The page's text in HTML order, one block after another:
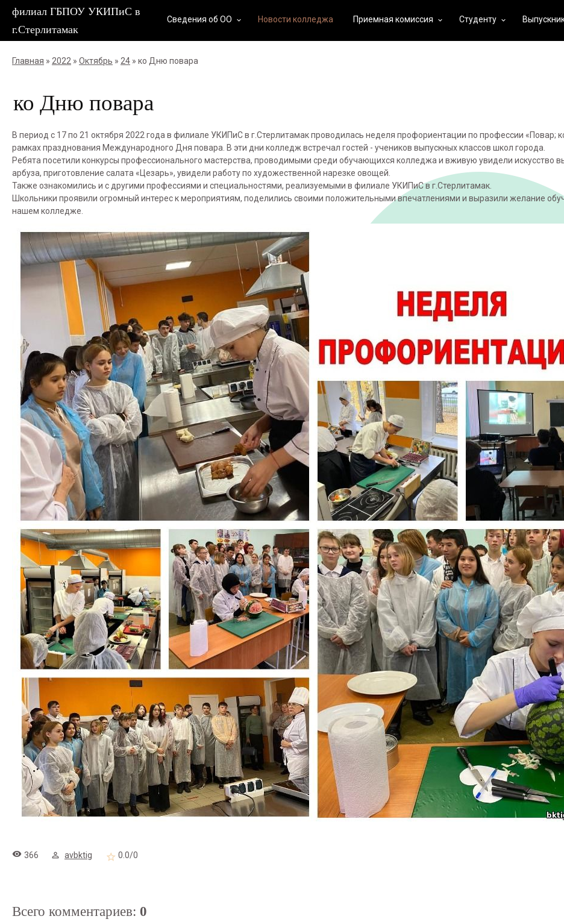
филиал ГБПОУ УКИПиС в
г.Стерлитамак
Сведения об ОО keyboard_arrow_down Новости колледжа Приемная комиссия keyboard_arrow_down Студенту keyboard_arrow_down
Главная » 2022 » Октябрь » 24 » ко Дню повара
ко Дню повара
В период с 17 по 21 октября 2022 года в филиале УКИПиС в г.Стерлитамак проводилась неделя профориентации по профессии «Повар;
рамках празднования Международного Дня повара. В эти дни колледж встречал гостей - учеников выпускных классов школ города.
Ребята посетили конкурсы профессионального мастерства, проводимыми среди обучающихся колледжа и вживую увидели искусство
арбуза, приготовление салата «Цезарь», увидели работу по художественной нарезке овощей.
Также ознакомились и с другими профессиями и специальностями, реализуемыми в филиале УКИПиС в г.Стерлитамак.
Школьники проявили огромный интерес к мероприятиям, поделились своими положительными впечатлениями и выразили желание
нашем колледже.
366 avbktig 0.0/0
Всего комментариев: 0